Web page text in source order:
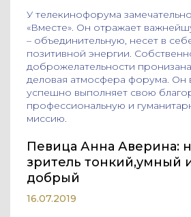
У телекинофорума
«Вместе». Он отражает
– объединительную, несет в
позитивной энергии.
доброжелательности
деловая атмосфера форума. Он
успешно выполняет свою
профессиональную и
миссию.
Певица Анна Аверина:
зритель тонкий,умный
добрый
16.07.2019